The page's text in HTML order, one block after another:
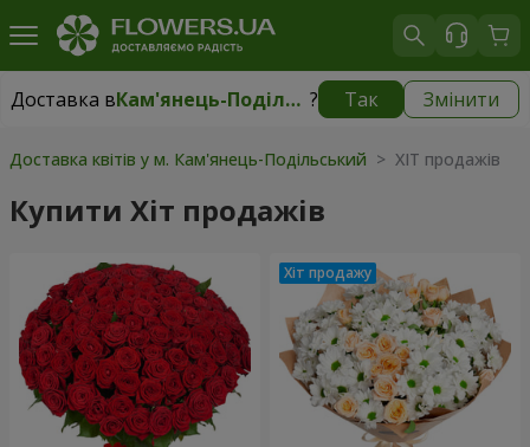
Доставка в Кам'янець-Подільський ? Так Змінити
Доставка вКам'янець-Подільський|безкоштовно
Доставка квітів у м. Кам'янець-Подільський > ХІТ продажів
Купити Хіт продажів